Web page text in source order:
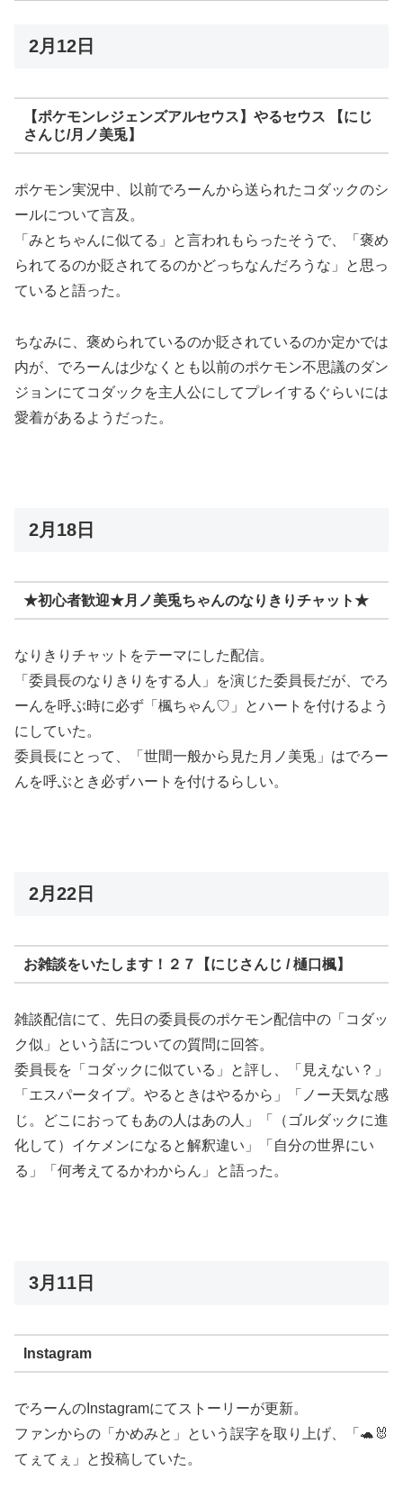
2月12日
【ポケモンレジェンズアルセウス】やるセウス 【にじ
さんじ/月ノ美兎】
ポケモン実況中、以前でろーんから送られたコダックのシ
ールについて言及。
「みとちゃんに似てる」と言われもらったそうで、「褒め
られてるのか貶されてるのかどっちなんだろうな」と思っ
ていると語った。
ちなみに、褒められているのか貶されているのか定かでは
内が、でろーんは少なくとも以前のポケモン不思議のダン
ジョンにてコダックを主人公にしてプレイするぐらいには
愛着があるようだった。
2月18日
★初心者歓迎★月ノ美兎ちゃんのなりきりチャット★
なりきりチャットをテーマにした配信。
「委員長のなりきりをする人」を演じた委員長だが、でろ
ーんを呼ぶ時に必ず「楓ちゃん♡」とハートを付けるよう
にしていた。
委員長にとって、「世間一般から見た月ノ美兎」はでろー
んを呼ぶとき必ずハートを付けるらしい。
2月22日
お雑談をいたします！２７【にじさんじ / 樋口楓】
雑談配信にて、先日の委員長のポケモン配信中の「コダッ
ク似」という話についての質問に回答。
委員長を「コダックに似ている」と評し、「見えない？」
「エスパータイプ。やるときはやるから」「ノー天気な感
じ。どこにおってもあの人はあの人」「（ゴルダックに進
化して）イケメンになると解釈違い」「自分の世界にい
る」「何考えてるかわからん」と語った。
3月11日
Instagram
でろーんのInstagramにてストーリーが更新。
ファンからの「かめみと」という誤字を取り上げ、「 🐢 🐰
てぇてぇ
」と投稿していた。